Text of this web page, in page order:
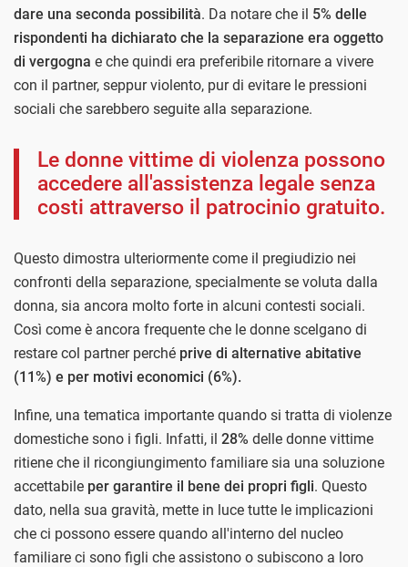
dare una seconda possibilità. Da notare che il 5% delle
rispondenti ha dichiarato che la separazione era oggetto
di vergogna e che quindi era preferibile ritornare a vivere
con il partner, seppur violento, pur di evitare le pressioni
sociali che sarebbero seguite alla separazione.
Le donne vittime di violenza possono
accedere all'assistenza legale senza
costi attraverso il patrocinio gratuito.
Questo dimostra ulteriormente come il pregiudizio nei
confronti della separazione, specialmente se voluta dalla
donna, sia ancora molto forte in alcuni contesti sociali.
Così come è ancora frequente che le donne scelgano di
restare col partner perché prive di alternative abitative
(11%) e per motivi economici (6%).
Infine, una tematica importante quando si tratta di violenze
domestiche sono i figli. Infatti, il 28% delle donne vittime
ritiene che il ricongiungimento familiare sia una soluzione
accettabile per garantire il bene dei propri figli. Questo
dato, nella sua gravità, mette in luce tutte le implicazioni
che ci possono essere quando all'interno del nucleo
familiare ci sono figli che assistono o subiscono a loro